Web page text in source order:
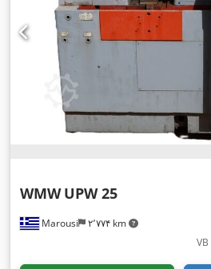
Marousi ۲٬۷۷۴ km
WMW UPW 25